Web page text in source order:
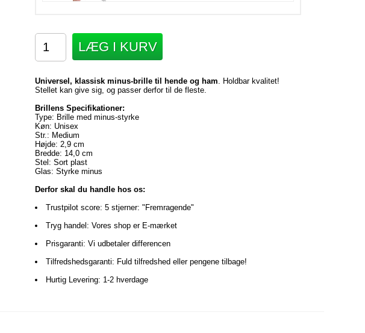
LÆG I KURV
Universel, klassisk minus-brille til hende og ham. Holdbar kvalitet!
Stellet kan give sig, og passer derfor til de fleste.
Brillens Specifikationer:
Type: Brille med minus-styrke
Køn: Unisex
Str.: Medium
Højde: 2,9 cm
Bredde: 14,0 cm
Stel: Sort plast
Glas: Styrke minus
Derfor skal du handle hos os:
Trustpilot score: 5 stjerner: "Fremragende"
Tryg handel: Vores shop er E-mærket
Prisgaranti: Vi udbetaler differencen
Tilfredshedsgaranti: Fuld tilfredshed eller pengene tilbage!
Hurtig Levering: 1-2 hverdage